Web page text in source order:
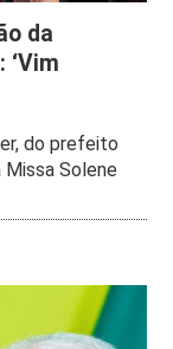
da
‘Vim
do prefeito
Solene